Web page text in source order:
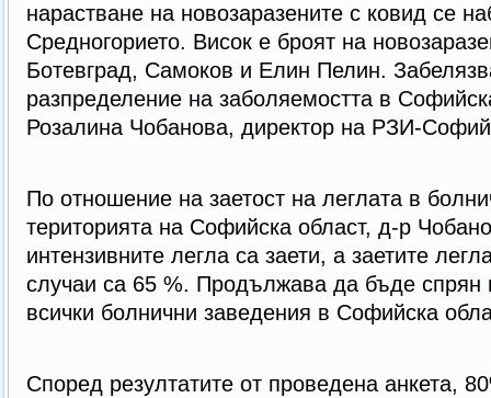
нарастване на новозаразените с ковид се
Средногорието. Висок е броят на
Ботевград, Самоков и Елин Пелин.
разпределение на заболяемостта в
Розалина Чобанова, директор на РЗИ-
По отношение на заетост на леглата в
територията на Софийска област, д-р
интензивните легла са заети, а заетите
случаи са 65 %. Продължава да бъде спрян
всички болнични заведения в Софийска
Според резултатите от проведена анкета,